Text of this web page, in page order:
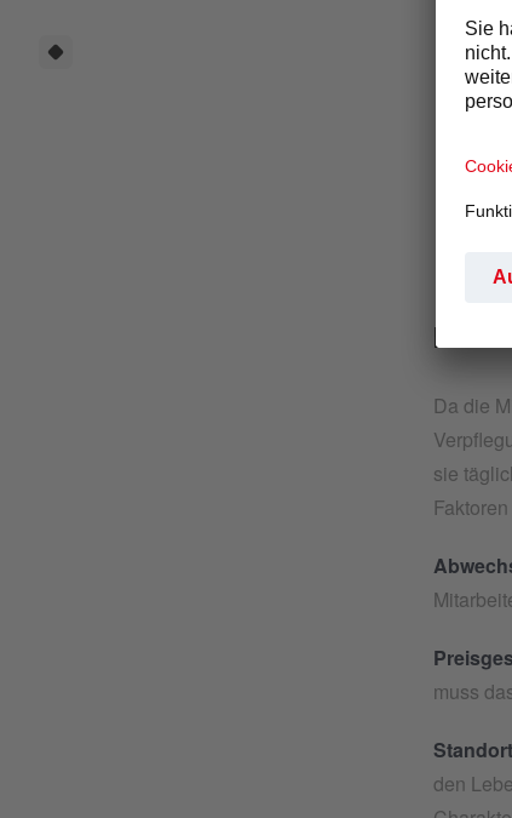
Wenn
Da die
sie
muss
Standort
den